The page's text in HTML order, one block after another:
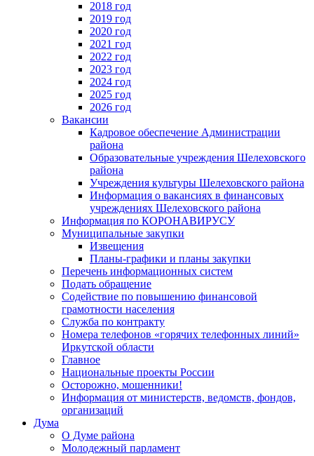
2018 год
2019 год
2020 год
2021 год
2022 год
2023 год
2024 год
2025 год
2026 год
Вакансии
Кадровое обеспечение Администрации
района
Образовательные учреждения Шелеховского
района
Учреждения культуры Шелеховского района
Информация о вакансиях в финансовых
учреждениях Шелеховского района
Информация по КОРОНАВИРУСУ
Муниципальные закупки
Извещения
Планы-графики и планы закупки
Перечень информационных систем
Подать обращение
Содействие по повышению финансовой
грамотности населения
Служба по контракту
Номера телефонов «горячих телефонных линий»
Иркутской области
Главное
Национальные проекты России
Осторожно, мошенники!
Информация от министерств, ведомств, фондов,
организаций
Дума
О Думе района
Молодежный парламент